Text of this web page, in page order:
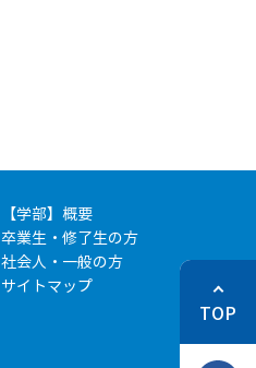
【学部】概要
卒業生・修了生の方
社会人・一般の方
サイトマップ
TOP